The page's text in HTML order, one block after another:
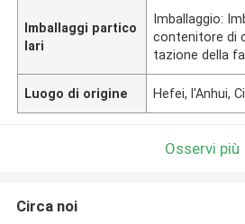
Imballaggi partico
lari
Imballaggio:
contenitore di
tazione della
Luogo di origine Hefei, l'Anhui,
Osservi più
Circa noi